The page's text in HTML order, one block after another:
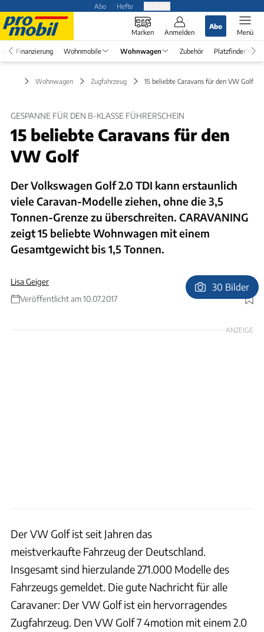
Abo Hefte
Marken Anmelden
Abo
Menü
Finanzierung Wohnmobile Wohnwagen Zubehör Platzfinder
Wohnwagen Zugfahrzeug 15 beliebte Caravans für den VW Golf
GESPANNE FÜR DEN B-KLASSE FÜHRERSCHEIN
15 beliebte Caravans für den
VW Golf
Der Volkswagen Golf 2.0 TDI kann erstaunlich
viele Caravan-Modelle ziehen, ohne die 3,5
Tonnen-Grenze zu überschreiten. CARAVANING
zeigt 15 beliebte Wohnwagen mit einem
Gesamtgewicht bis 1,5 Tonnen.
Lisa Geiger
Veröffentlicht am 10.07.2017
Foto: Ingo Wagner
30 Bilder
ANZEIGE
Der VW Golf ist seit Jahren das
meistverkaufte Fahrzeug der Deutschland.
Insgesamt sind hierzulande 271.000 Modelle des
Fahrzeugs gemeldet. Die gute Nachricht für alle
Caravaner: Der VW Golf ist ein hervorragendes
Zugfahrzeug. Den VW Golf 7 4motion mit einem 2.0